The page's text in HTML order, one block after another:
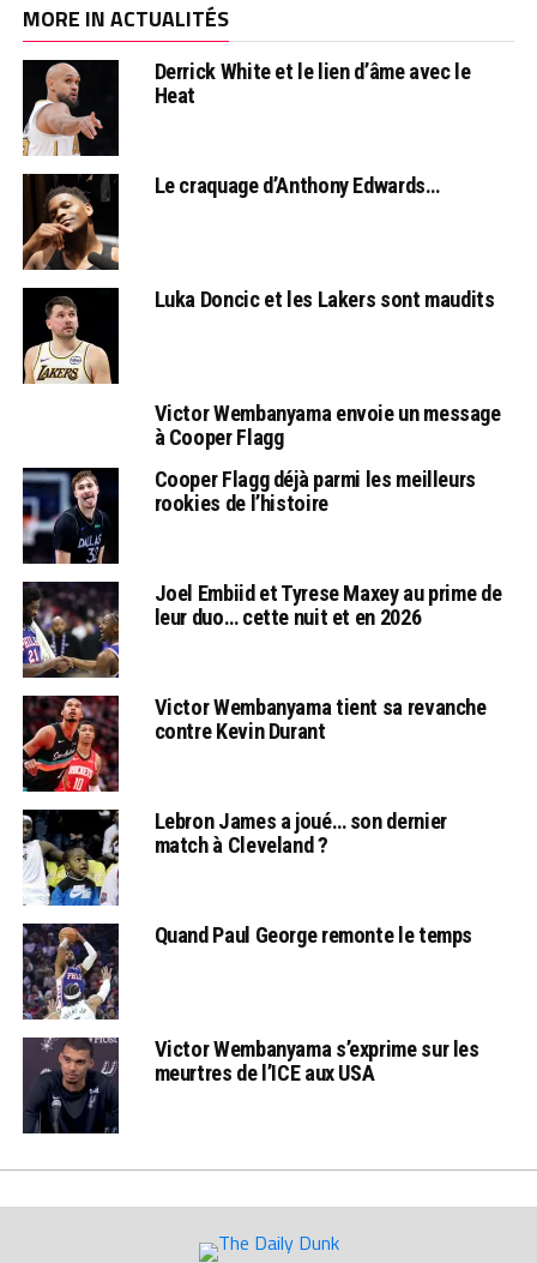
MORE IN ACTUALITÉS
Derrick White et le lien d’âme avec le
Heat
Le craquage d’Anthony Edwards…
Luka Doncic et les Lakers sont maudits
Victor Wembanyama envoie un message
à Cooper Flagg
Cooper Flagg déjà parmi les meilleurs
rookies de l’histoire
Joel Embiid et Tyrese Maxey au prime de
leur duo… cette nuit et en 2026
Victor Wembanyama tient sa revanche
contre Kevin Durant
Lebron James a joué… son dernier
match à Cleveland ?
Quand Paul George remonte le temps
Victor Wembanyama s’exprime sur les
meurtres de l’ICE aux USA